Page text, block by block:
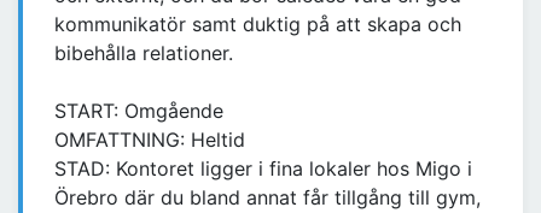
kommunikatör samt duktig på att skapa och
bibehålla relationer.
START: Omgående
OMFATTNING: Heltid
STAD: Kontoret ligger i fina lokaler hos Migo i
Örebro där du bland annat får tillgång till gym,